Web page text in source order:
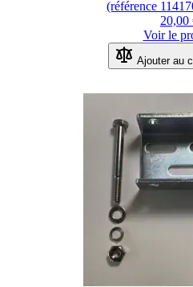
(référence
20,00
Voir le
Ajouter au